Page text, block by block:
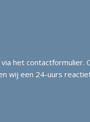
het contactformulier.
wij een 24-uurs